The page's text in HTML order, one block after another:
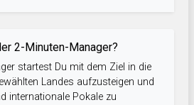
2-Minuten-Manager?
startest Du mit dem Ziel in die
Landes aufzusteigen und
internationale Pokale zu